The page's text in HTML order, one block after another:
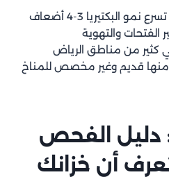
نمو البكتيريا 3-4 أضعاف
الفتحات والتهوية
كثير من مناطق الرياض
منها قديم وغير مخصص للمناخ
دليل الفحص
أن خزانك